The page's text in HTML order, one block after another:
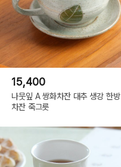
15,400
나뭇잎 A 쌍화차잔 대추 생강 한방
차잔 죽그릇